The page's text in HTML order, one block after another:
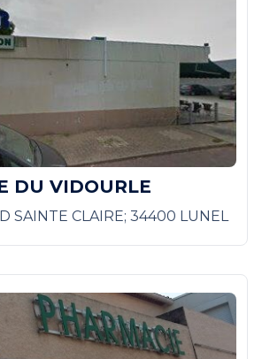
DU VIDOURLE
SAINTE CLAIRE; 34400 LUNEL